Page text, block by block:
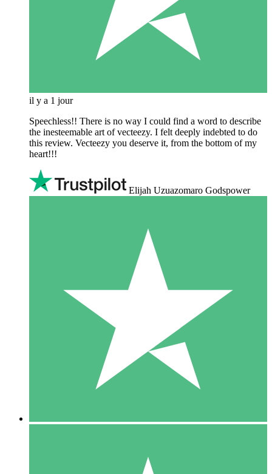
il y a 1 jour
Speechless!! There is no way I could find a word to describe
the inesteemable art of vecteezy. I felt deeply indebted to do
this review. Vecteezy you deserve it, from the bottom of my
heart!!!
Elijah Uzuazomaro Godspower